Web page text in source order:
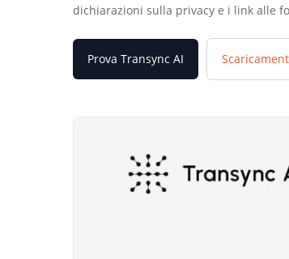
dichiarazioni sulla privacy e i link alle
Prova Transync AI